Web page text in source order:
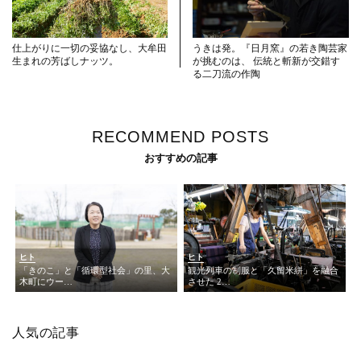
仕上がりに一切の妥協なし、大牟田
生まれの芳ばしナッツ。
うきは発。『日月窯』の若き陶芸家
が挑むのは、 伝統と斬新が交錯す
る二刀流の作陶
RECOMMEND POSTS
おすすめの記事
ヒト
「きのこ」と「循環型社会」の里、大
木町にウー…
ヒト
観光列車の制服と「久留米絣」を融合
させた 2…
人気の記事